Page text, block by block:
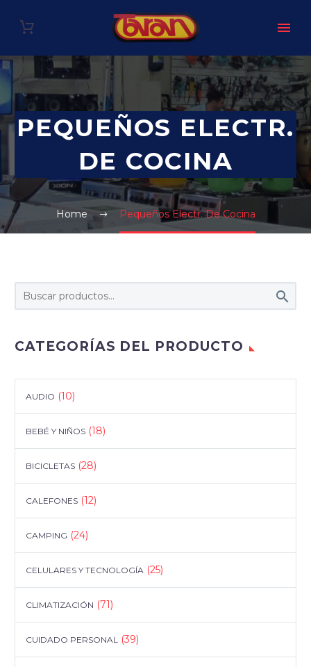
PEQUEÑOS ELECTR.
DE COCINA
Home Pequeños Electr. De Cocina

CATEGORÍAS DEL PRODUCTO
AUDIO (10)
BEBÉ Y NIÑOS (18)
BICICLETAS (28)
CALEFONES (12)
CAMPING (24)
CELULARES Y TECNOLOGÍA (25)
CLIMATIZACIÓN (71)
CUIDADO PERSONAL (39)